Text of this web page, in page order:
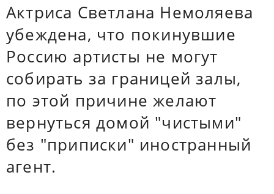
Актриса Светлана Немоляева
убеждена, что покинувшие
Россию артисты не могут
собирать за границей залы,
по этой причине желают
вернуться домой "чистыми"
без "приписки" иностранный
агент.